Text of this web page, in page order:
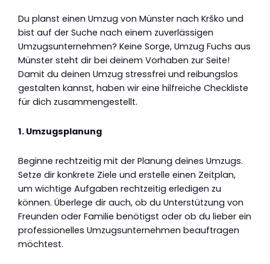
Du planst einen Umzug von Münster nach Krško und
bist auf der Suche nach einem zuverlässigen
Umzugsunternehmen? Keine Sorge, Umzug Fuchs aus
Münster steht dir bei deinem Vorhaben zur Seite!
Damit du deinen Umzug stressfrei und reibungslos
gestalten kannst, haben wir eine hilfreiche Checkliste
für dich zusammengestellt.
1. Umzugsplanung
Beginne rechtzeitig mit der Planung deines Umzugs.
Setze dir konkrete Ziele und erstelle einen Zeitplan,
um wichtige Aufgaben rechtzeitig erledigen zu
können. Überlege dir auch, ob du Unterstützung von
Freunden oder Familie benötigst oder ob du lieber ein
professionelles Umzugsunternehmen beauftragen
möchtest.